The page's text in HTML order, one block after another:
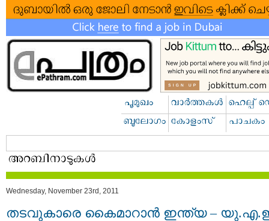
Wednesday, November 23rd, 2011
തടവുകാരെ കൈമാറാന്‍ ഇന്ത്യ –